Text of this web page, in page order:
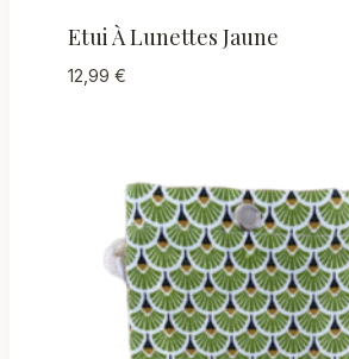
Etui À Lunettes Jaune
12,99 €